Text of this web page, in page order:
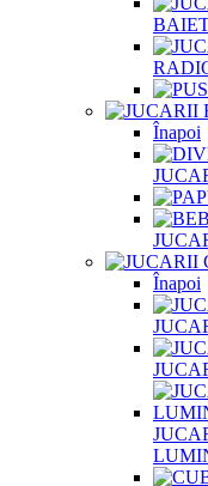
Înapoi
Înapoi